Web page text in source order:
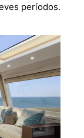
períodos.